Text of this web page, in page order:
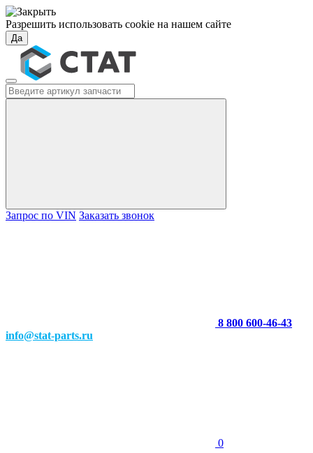
Разрешить использовать cookie на нашем сайте
Да
Запрос по VIN Заказать звонок
8 800 600-46-43
info@stat-parts.ru
0